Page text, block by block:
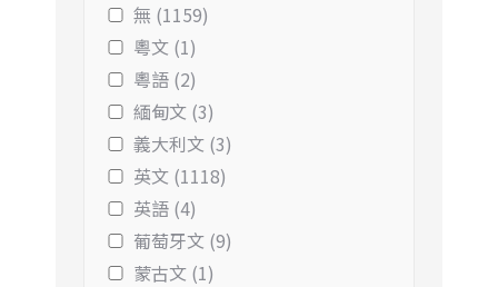
無 (1159)
粵文 (1)
粵語 (2)
緬甸文 (3)
義大利文 (3)
英文 (1118)
英語 (4)
葡萄牙文 (9)
蒙古文 (1)